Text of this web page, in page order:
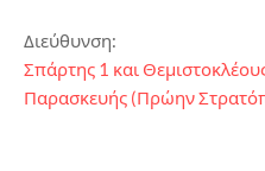
Διεύθυνση:
Σπάρτης 1 και
Παρασκευής (Πρώην